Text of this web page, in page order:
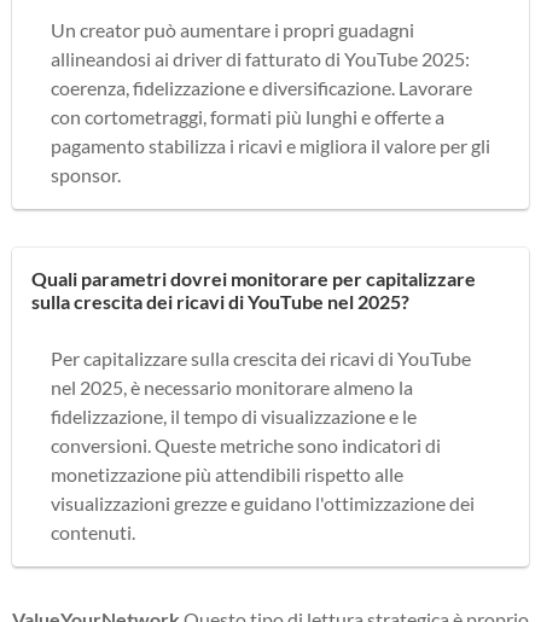
Un creator può aumentare i propri guadagni
allineandosi ai driver di fatturato di YouTube 2025:
coerenza, fidelizzazione e diversificazione. Lavorare
con cortometraggi, formati più lunghi e offerte a
pagamento stabilizza i ricavi e migliora il valore per gli
sponsor.
Quali parametri dovrei monitorare per capitalizzare
sulla crescita dei ricavi di YouTube nel 2025?
Per capitalizzare sulla crescita dei ricavi di YouTube
nel 2025, è necessario monitorare almeno la
fidelizzazione, il tempo di visualizzazione e le
conversioni. Queste metriche sono indicatori di
monetizzazione più attendibili rispetto alle
visualizzazioni grezze e guidano l'ottimizzazione dei
contenuti.